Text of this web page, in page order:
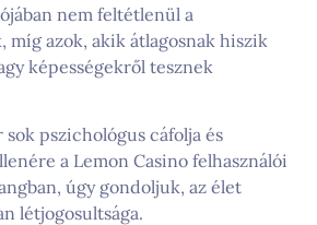
nem feltétlenül a
míg azok, akik átlagosnak hiszik
képességekről tesznek
pszichológus cáfolja és
a Lemon Casino felhasználói
úgy gondoljuk, az élet
létjogosultsága.